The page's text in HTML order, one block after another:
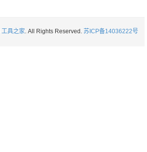
工具之家. All Rights Reserved. 苏ICP备14036222号